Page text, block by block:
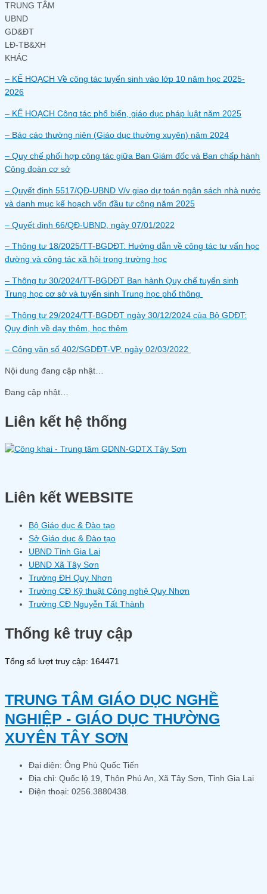
TRUNG TÂM
UBND
GD&ĐT
LĐ-TB&XH
KHÁC
– KẾ HOẠCH Về công tác tuyển sinh vào lớp 10 năm học 2025-
2026
– KẾ HOẠCH Công tác phổ biến, giáo dục pháp luật năm 2025
– Báo cáo thường niên (Giáo dục thường xuyên) năm 2024
– Quy chế phối hợp công tác giữa Ban Giám đốc và Ban chấp hành
Công đoàn cơ sở
– Quyết định 5517/QĐ-UBND V/v giao dự toán ngân sách nhà nước
và danh mục kế hoạch vốn đầu tư công năm 2025
– Quyết định 66/QĐ-UBND, ngày 07/01/2022
– Thông tư 18/2025/TT-BGDĐT: Hướng dẫn về công tác tư vấn học
đường và công tác xã hội trong trường học
– Thông tư 30/2024/TT-BGDĐT Ban hành Quy chế tuyển sinh
Trung học cơ sở và tuyển sinh Trung học phổ thông
– Thông tư 29/2024/TT-BGDĐT ngày 30/12/2024 của Bộ GDĐT:
Quy định về dạy thêm, học thêm
– Công văn số 402/SGDĐT-VP, ngày 02/03/2022
Nội dung đang cập nhật…
Đang cập nhật…
Liên kết hệ thống
Liên kết WEBSITE
Bộ Giáo dục & Đào tạo
Sở Giáo dục & Đào tạo
UBND Tỉnh Gia Lai
UBND Xã Tây Sơn
Trường ĐH Quy Nhơn
Trường CĐ Kỹ thuật Công nghệ Quy Nhơn
Trường CĐ Nguyễn Tất Thành
Thống kê truy cập
Tổng số lượt truy cập: 164471
TRUNG TÂM GIÁO DỤC NGHỀ
NGHIỆP - GIÁO DỤC THƯỜNG
XUYÊN TÂY SƠN
Đại diện: Ông Phù Quốc Tiến
Địa chỉ: Quốc lộ 19, Thôn Phú An, Xã Tây Sơn, Tỉnh Gia Lai
Điện thoại: 0256.3880438.